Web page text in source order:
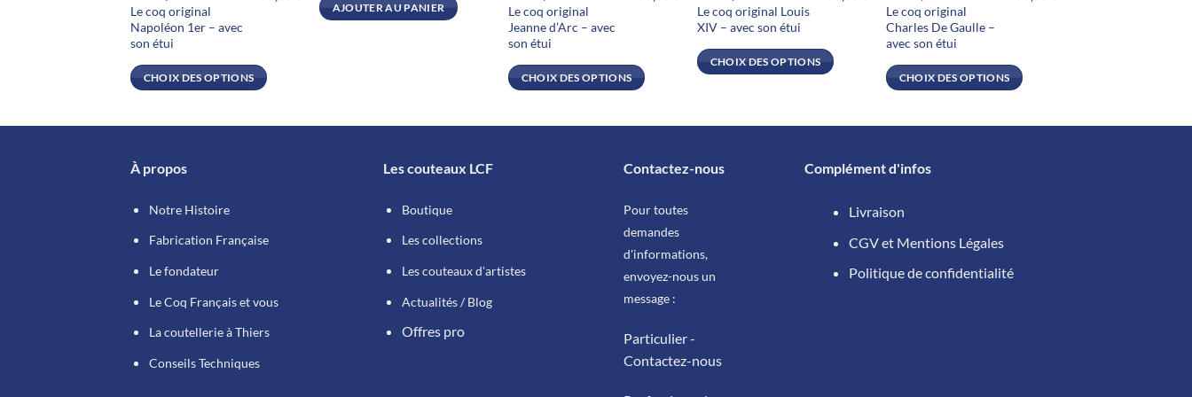
Le coq original
Napoléon 1er – avec
son étui
CHOIX DES OPTIONS
plusieurs
variations.
options
sur
page
produit
AJOUTER AU PANIER
Le coq original
Jeanne d’Arc – avec
son étui
CHOIX DES OPTIONS
plusieurs
variations.
options
Le coq original Louis
XIV – avec son étui
CHOIX DES OPTIONS
plusieurs
Les
Le coq original
Charles De Gaulle –
avec son étui
CHOIX DES OPTIONS
plusieurs
variations.
options
sur
produit
À propos
Notre Histoire
Fabrication Française
Le fondateur
Le Coq Français et vous
La coutellerie à Thiers
Conseils Techniques
Les couteaux LCF
Boutique
Les collections
Les couteaux d'artistes
Actualités / Blog
Offres pro
Contactez-nous
Pour toutes
demandes
d'informations,
envoyez-nous un
message :
Particulier -
Contactez-nous
Complément d'infos
Livraison
CGV et Mentions Légales
Politique de confidentialité